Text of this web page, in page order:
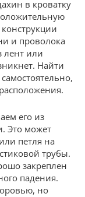
в кроватку
и проволока
лент или
Найти
его из
Это может
петля на
трубы.
закреплен
падения.
но